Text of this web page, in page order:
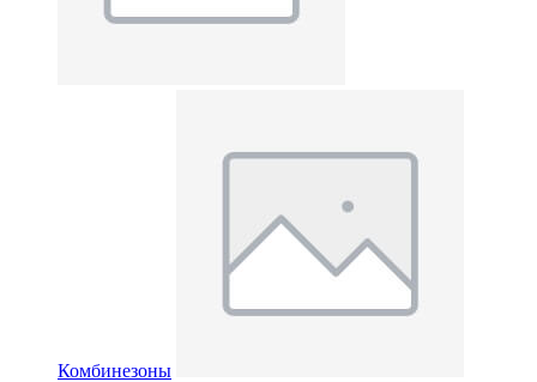
Комбинезоны